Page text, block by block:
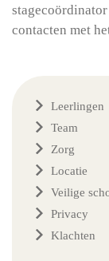
contacten met
Leerlingen
Team
Zorg
Locatie
Veilige
Privacy
Klachten